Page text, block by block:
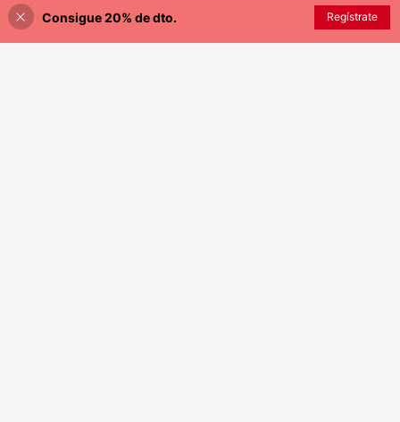
AÑADIR A LA BOLSA
Consigue 20% de dto. Regístrate